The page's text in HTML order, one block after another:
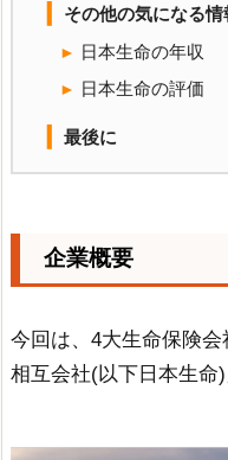
その他の気になる情
日本生命の年収
日本生命の評価
最後に
企業概要
今回は、4大生命保険
相互会社(以下日本生命